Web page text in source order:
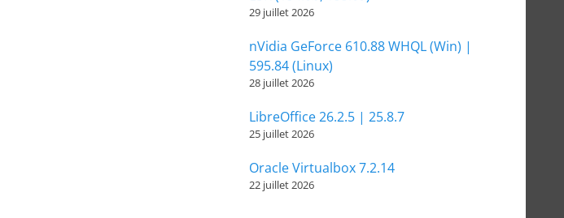
29 juillet 2026
nVidia GeForce 610.88 WHQL (Win) |
595.84 (Linux)
28 juillet 2026
LibreOffice 26.2.5 | 25.8.7
25 juillet 2026
Oracle Virtualbox 7.2.14
22 juillet 2026